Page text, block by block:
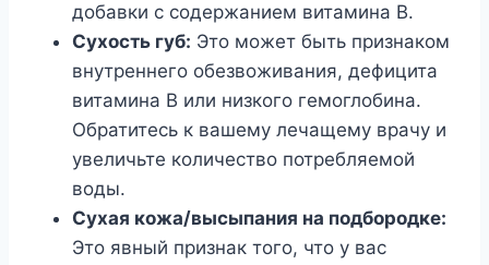
добавки с содержанием витамина В.
Сухость губ: Это может быть признаком
внутреннего обезвоживания, дефицита
витамина В или низкого гемоглобина.
Обратитесь к вашему лечащему врачу и
увеличьте количество потребляемой
воды.
Сухая кожа/высыпания на подбородке:
Это явный признак того, что у вас